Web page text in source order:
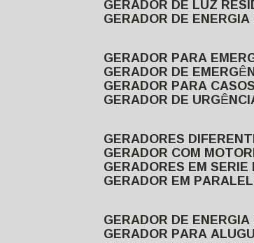
GERADOR DE
GERADOR PARA
GERADOR DE
GERADOR PARA
GERADOR DE
GERADORES
GERADOR COM
GERADORES EM
GERADOR EM
GERADOR DE
GERADOR PARA